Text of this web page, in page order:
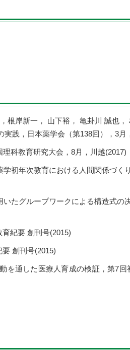
岸新一， 山下裕， 亀卦川 誠也，
践，日本薬学会（第138回），3月
科教育研究大会，8月，川越(2017)
初年次教育における人間関係づく
たグループワークによる構造式
紀要 創刊号(2015)
創刊号(2015)
を通した医療人育成の検証，第7